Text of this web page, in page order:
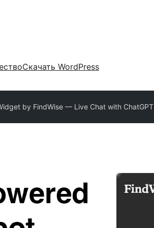
Скачать WordPress
by FindWise — Live Chat with ChatGPT